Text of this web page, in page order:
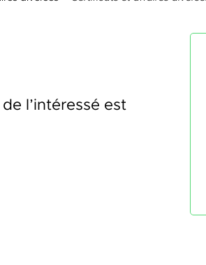
l’intéressé est